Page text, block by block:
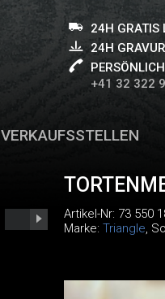
24H GRATIS
24H
+41 32 322
VERKAUFSSTELLEN
Artikel-Nr: 73 550
Marke: Triangle,